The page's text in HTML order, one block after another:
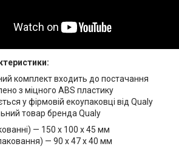
комплект входить до постачання
з міцного ABS пластику
у фірмовій екоупаковці від Qualy
товар бренда Qualy
— 150 x 100 x 45 мм
— 90 x 47 x 40 мм